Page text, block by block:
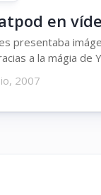
en
presentaba
a la mágia de
2007